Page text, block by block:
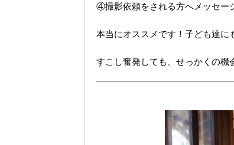
④撮影依頼をされる方へメッセー
本当にオススメです！ 子ども達に
すこし奮発しても、せっかくの機